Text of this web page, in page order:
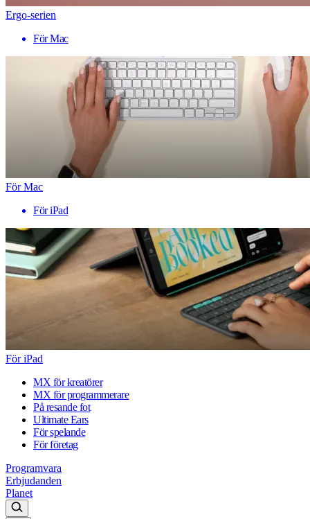
Ergo-serien
För Mac
För Mac
För iPad
För iPad
MX för kreatörer
MX för programmerare
På resande fot
Ultimate Ears
För spelande
För företag
Programvara
Erbjudanden
Planet